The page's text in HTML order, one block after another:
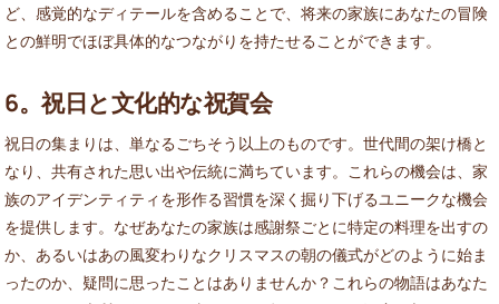
ど、感覚的なディテールを含めることで、将来の家族にあなたの冒険
との鮮明でほぼ具体的なつながりを持たせることができます。
6。祝日と文化的な祝賀会
祝日の集まりは、単なるごちそう以上のものです。世代間の架け橋と
なり、共有された思い出や伝統に満ちています。これらの機会は、家
族のアイデンティティを形作る習慣を深く掘り下げるユニークな機会
を提供します。なぜあなたの家族は感謝祭ごとに特定の料理を出すの
か、あるいはあの風変わりなクリスマスの朝の儀式がどのように始ま
ったのか、疑問に思ったことはありませんか？これらの物語はあなた